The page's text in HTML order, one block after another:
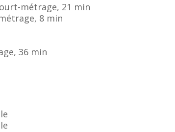
métrage, 21 min
8 min
36 min